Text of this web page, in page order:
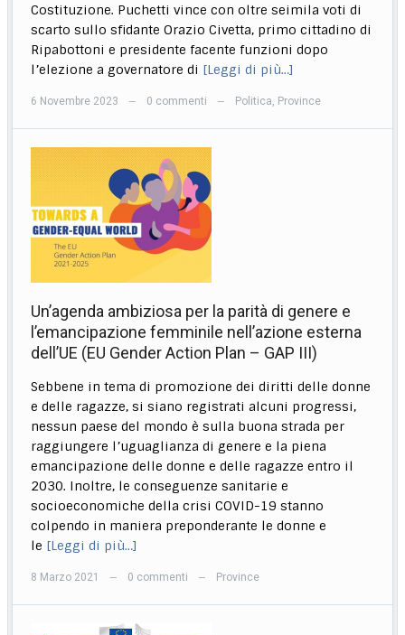
Costituzione. Puchetti vince con oltre seimila voti di
scarto sullo sfidante Orazio Civetta, primo cittadino di
Ripabottoni e presidente facente funzioni dopo
l’elezione a governatore di [Leggi di più…]
6 Novembre 2023 — 0 commenti — Politica Province
Un’agenda ambiziosa per la parità di genere e
l’emancipazione femminile nell’azione esterna
dell’UE (EU Gender Action Plan – GAP III)
Sebbene in tema di promozione dei diritti delle donne
e delle ragazze, si siano registrati alcuni progressi,
nessun paese del mondo è sulla buona strada per
raggiungere l’uguaglianza di genere e la piena
emancipazione delle donne e delle ragazze entro il
2030. Inoltre, le conseguenze sanitarie e
socioeconomiche della crisi COVID-19 stanno
colpendo in maniera preponderante le donne e
le [Leggi di più…]
8 Marzo 2021 — 0 commenti — Province